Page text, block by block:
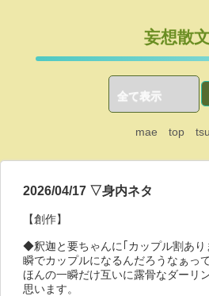
妄想散
mae top
2026/04/17 ▽身内ネタ
【創作】
◆釈迦と要ちゃんに｢カップル割あり
瞬でカップルになるんだろうなぁっ
ほんの一瞬だけ互いに露骨なダーリ
思います。